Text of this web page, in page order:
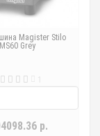
Magister Stilo
MS60 Grey
р.